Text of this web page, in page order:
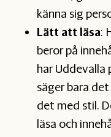
känna sig
Lätt att läsa:
beror på
har
säger bara
det med stil.
läsa och